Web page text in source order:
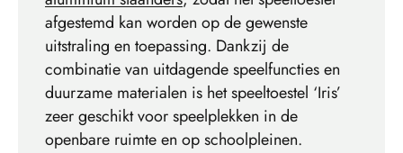
afgestemd kan worden op de gewenste
uitstraling en toepassing. Dankzij de
combinatie van uitdagende speelfuncties en
duurzame materialen is het speeltoestel ‘Iris’
zeer geschikt voor speelplekken in de
openbare ruimte en op schoolpleinen.